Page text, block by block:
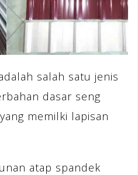
salah satu jenis
dasar seng
memilki lapisan
atap spandek